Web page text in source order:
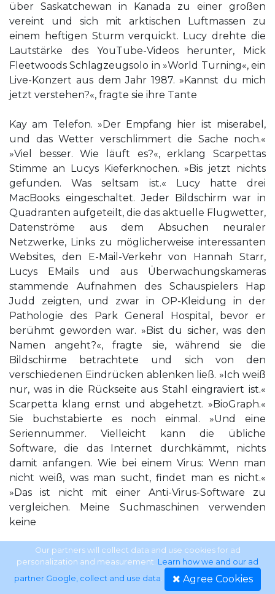
über Saskatchewan in Kanada zu einer großen
vereint und sich mit arktischen Luftmassen zu
einem heftigen Sturm verquickt. Lucy drehte die
Lautstärke des YouTube-Videos herunter, Mick
Fleetwoods Schlagzeugsolo in »World Turning«, ein
Live-Konzert aus dem Jahr 1987. »Kannst du mich
jetzt verstehen?«, fragte sie ihre Tante
Kay am Telefon. »Der Empfang hier ist miserabel,
und das Wetter verschlimmert die Sache noch.«
»Viel besser. Wie läuft es?«, erklang Scarpettas
Stimme an Lucys Kieferknochen. »Bis jetzt nichts
gefunden. Was seltsam ist.« Lucy hatte drei
MacBooks eingeschaltet. Jeder Bildschirm war in
Quadranten aufgeteilt, die das aktuelle Flugwetter,
Datenströme aus dem Absuchen neuraler
Netzwerke, Links zu möglicherweise interessanten
Websites, den E-Mail-Verkehr von Hannah Starr,
Lucys EMails und aus Überwachungskameras
stammende Aufnahmen des Schauspielers Hap
Judd zeigten, und zwar in OP-Kleidung in der
Pathologie des Park General Hospital, bevor er
berühmt geworden war. »Bist du sicher, was den
Namen angeht?«, fragte sie, während sie die
Bildschirme betrachtete und sich von den
verschiedenen Eindrücken ablenken ließ. »Ich weiß
nur, was in die Rückseite aus Stahl eingraviert ist.«
Scarpetta klang ernst und abgehetzt. »BioGraph.«
Sie buchstabierte es noch einmal. »Und eine
Seriennummer. Vielleicht kann die übliche
Software, die das Internet durchkämmt, nichts
damit anfangen. Wie bei einem Virus: Wenn man
nicht weiß, was man sucht, findet man es nicht.«
»Das ist nicht mit einer Anti-Virus-Software zu
vergleichen. Meine Suchmaschinen verwenden
keine
Software. Ich führe Open-Source-Suchen durch.
Und ich kann deswegen nichts über BioGraph
entdecken, weil nichts darüber im Netz steht. Es
Our partners will collect data and use cookies for ad
personalization and measurement. Learn how we and our ad
partner Google, collect and use data. Agree Cookies